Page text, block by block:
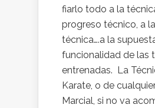
fiarlo todo a la
progreso técnico, a
técnica….a la
funcionalidad de las
entrenadas. La
Karate, o de
Marcial, si no va